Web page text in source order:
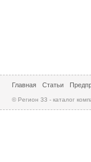
Главная Статьи
© Регион 33 - каталог